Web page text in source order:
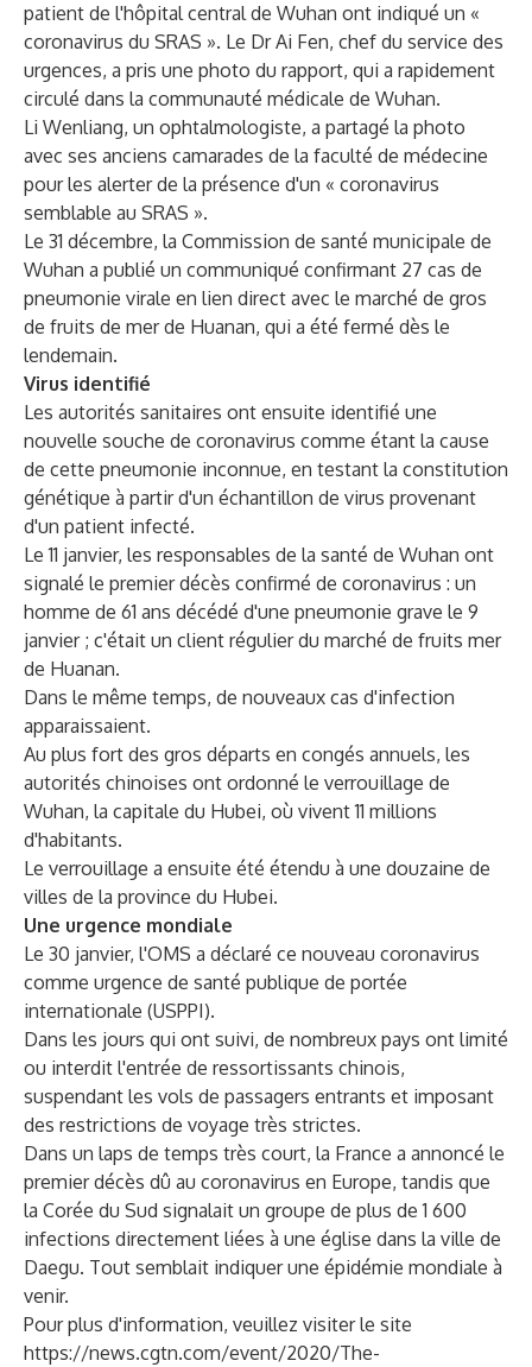
patient de l'hôpital central de Wuhan ont indiqué un «
coronavirus du SRAS ». Le Dr Ai Fen, chef du service des
urgences, a pris une photo du rapport, qui a rapidement
circulé dans la communauté médicale de Wuhan.
Li Wenliang, un ophtalmologiste, a partagé la photo
avec ses anciens camarades de la faculté de médecine
pour les alerter de la présence d'un « coronavirus
semblable au SRAS ».
Le 31 décembre, la Commission de santé municipale de
Wuhan a publié un communiqué confirmant 27 cas de
pneumonie virale en lien direct avec le marché de gros
de fruits de mer de Huanan, qui a été fermé dès le
lendemain.
Virus identifié
Les autorités sanitaires ont ensuite identifié une
nouvelle souche de coronavirus comme étant la cause
de cette pneumonie inconnue, en testant la constitution
génétique à partir d'un échantillon de virus provenant
d'un patient infecté.
Le 11 janvier, les responsables de la santé de Wuhan ont
signalé le premier décès confirmé de coronavirus : un
homme de 61 ans décédé d'une pneumonie grave le 9
janvier ; c'était un client régulier du marché de fruits mer
de Huanan.
Dans le même temps, de nouveaux cas d'infection
apparaissaient.
Au plus fort des gros départs en congés annuels, les
autorités chinoises ont ordonné le verrouillage de
Wuhan, la capitale du Hubei, où vivent 11 millions
d'habitants.
Le verrouillage a ensuite été étendu à une douzaine de
villes de la province du Hubei.
Une urgence mondiale
Le 30 janvier, l'OMS a déclaré ce nouveau coronavirus
comme urgence de santé publique de portée
internationale (USPPI).
Dans les jours qui ont suivi, de nombreux pays ont limité
ou interdit l'entrée de ressortissants chinois,
suspendant les vols de passagers entrants et imposant
des restrictions de voyage très strictes.
Dans un laps de temps très court, la France a annoncé le
premier décès dû au coronavirus en Europe, tandis que
la Corée du Sud signalait un groupe de plus de 1 600
infections directement liées à une église dans la ville de
Daegu. Tout semblait indiquer une épidémie mondiale à
venir.
Pour plus d'information, veuillez visiter le site
https://news.cgtn.com/event/2020/The-